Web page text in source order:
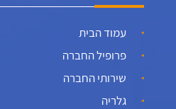
עמוד הבית
פרופיל החברה
שירותי החברה
גלריה